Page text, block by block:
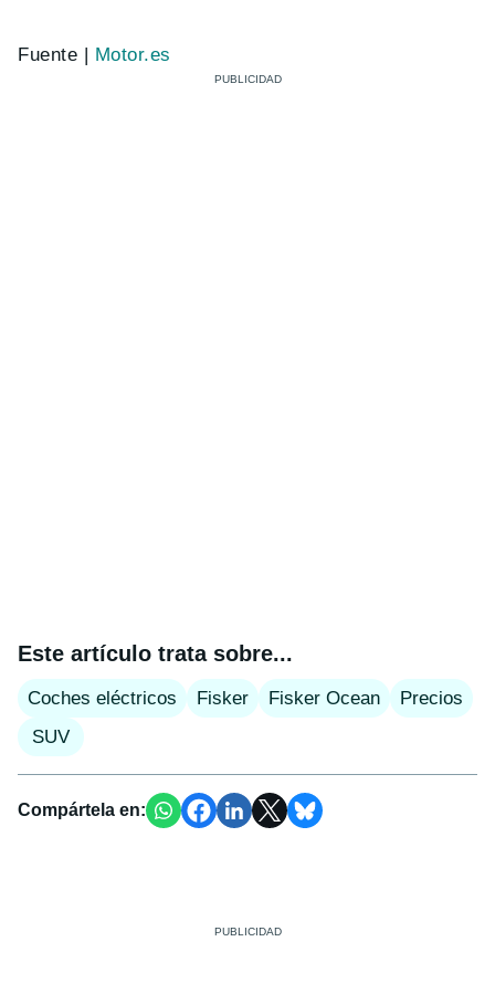
Fuente | Motor.es
Este artículo trata sobre...
Coches eléctricos Fisker Fisker Ocean
Precios
SUV
Compártela en: